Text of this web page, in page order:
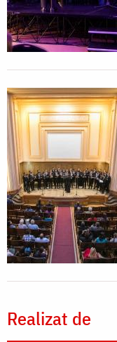
Realizat de